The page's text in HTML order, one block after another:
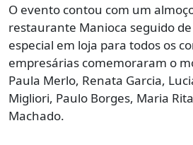
O evento contou com um
restaurante Manioca seguido
especial em loja para todos os
empresárias comemoraram o
Paula Merlo, Renata Garcia,
Migliori, Paulo Borges, Maria
Machado.